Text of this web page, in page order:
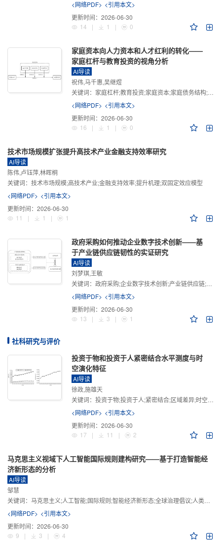
<网络PDF> <引用本文>
更新时间： 2026-06-30
14
| 1 | 0
家庭资本向人力资本和人才红利的转化——
家庭杠杆与教育投资的视角分析
AI导读
祝伟,马千惠,吴继煜
关键词： 家庭杠杆;教育投资;家庭资本;家庭债务结构;CHFS
<网络PDF> <引用本文>
更新时间： 2026-06-30
16
| 1 | 0
技术市场规模扩张提升高技术产业金融支持效率研究
AI导读
陈伟,卢钰萍,林晖桐
关键词： 技术市场规模;高技术产业;金融支持效率;提升机理;双固定效应模型
<网络PDF> <引用本文>
更新时间： 2026-06-30
11
| 1 | 1
政府采购如何推动企业数字技术创新——基
于产业链供应链韧性的实证研究
AI导读
刘梦琪,王敏
关键词： 政府采购;企业数字技术创新;产业链供应链;产业链供应链韧性;需求侧财政政策
<网络PDF> <引用本文>
更新时间： 2026-06-30
13
| 3 | 1
社科研究与评价
投资于物和投资于人紧密结合水平测度与时
空演化特征
AI导读
徐政,施雄天
关键词： 投资于物;投资于人;紧密结合;区域差异;时空演化
<网络PDF> <引用本文>
更新时间： 2026-06-30
17
| 11 | 2
马克思主义视域下人工智能国际规则建构研究——基于打造智能经
济新形态的分析
AI导读
邹慧
关键词： 马克思主义;人工智能;国际规则;智能经济新形态;全球治理倡议;人类命运共同体
<网络PDF> <引用本文>
更新时间： 2026-06-30
9
| 3 | 4